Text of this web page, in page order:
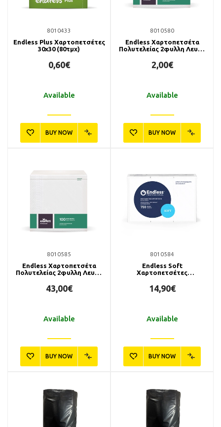
8010433
Endless Plus Χαρτοπετσέτες
30x30 (80τμχ)
0,60€
Available
BUY NOW
8010580
Endless Χαρτοπετσέτα
Πολυτελείας 2φυλλη Λευκή
2,00€
Available
BUY NOW
8010585
Endless Χαρτοπετσέτα
Πολυτελείας 2φυλλη Λευκή
43,00€
Available
BUY NOW
8010584
Endless Soft
Χαρτοπετσέτες
(5x750τμχ)
14,90€
Available
BUY NOW